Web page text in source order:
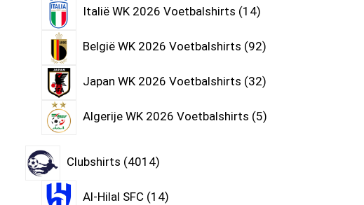
Italië WK 2026 Voetbalshirts 14
België WK 2026 Voetbalshirts 92
Japan WK 2026 Voetbalshirts 32
Algerije WK 2026 Voetbalshirts 5
Clubshirts 4014
Al-Hilal SFC 14